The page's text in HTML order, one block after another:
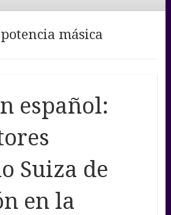
potencia másica
español:
Suiza de
en la